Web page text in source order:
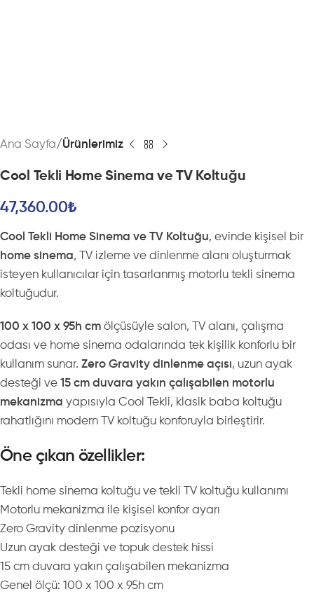
Ana Sayfa Ürünlerimiz
Cool Tekli Home Sinema ve TV Koltuğu
47,360.00₺
Cool Tekli Home Sinema ve TV Koltuğu, evinde kişisel bir
home sinema, TV izleme ve dinlenme alanı oluşturmak
isteyen kullanıcılar için tasarlanmış motorlu tekli sinema
koltuğudur.
100 x 100 x 95h cm ölçüsüyle salon, TV alanı, çalışma
odası ve home sinema odalarında tek kişilik konforlu bir
kullanım sunar. Zero Gravity dinlenme açısı, uzun ayak
desteği ve 15 cm duvara yakın çalışabilen motorlu
mekanizma yapısıyla Cool Tekli, klasik baba koltuğu
rahatlığını modern TV koltuğu konforuyla birleştirir.
Öne çıkan özellikler:
Tekli home sinema koltuğu ve tekli TV koltuğu kullanımı
Motorlu mekanizma ile kişisel konfor ayarı
Zero Gravity dinlenme pozisyonu
Uzun ayak desteği ve topuk destek hissi
15 cm duvara yakın çalışabilen mekanizma
Genel ölçü: 100 x 100 x 95h cm